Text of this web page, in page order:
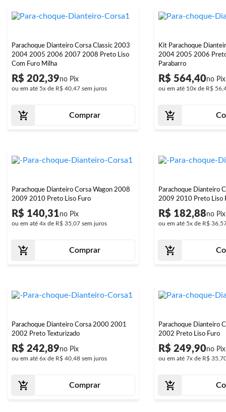
Parachoque Dianteiro Corsa Classic 2003
2004 2005 2006 2007 2008 Preto Liso
Com Furo Milha
R$ 202,39
ou em até 5x de R$ 40,47 sem juros
Comprar
Kit Parachoque
2004 2005 2006
Parabarro
R$ 564,40
ou em até 10x de R$
Parachoque Dianteiro Corsa Wagon 2008
2009 2010 Preto Liso Furo
R$ 140,31
ou em até 4x de R$ 35,07 sem juros
Comprar
Parachoque Dianteiro
2009 2010 Preto Liso
R$ 182,88
ou em até 5x de R$
Parachoque Dianteiro Corsa 2000 2001
2002 Preto Texturizado
R$ 242,89
ou em até 6x de R$ 40,48 sem juros
Comprar
Parachoque Dianteiro
2002 Preto Liso Furo
R$ 249,90
ou em até 7x de R$